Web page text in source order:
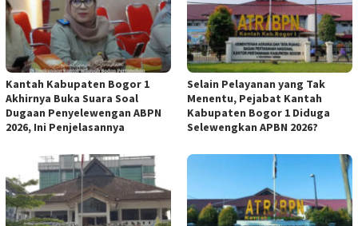
Kantah Kabupaten Bogor 1
Akhirnya Buka Suara Soal
Dugaan Penyelewengan ABPN
2026, Ini Penjelasannya
Selain Pelayanan yang Tak
Menentu, Pejabat Kantah
Kabupaten Bogor 1 Diduga
Selewengkan APBN 2026?